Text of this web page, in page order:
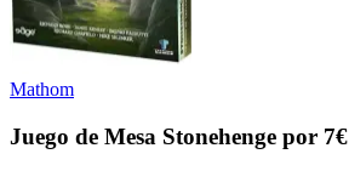
Mathom
Juego de Mesa Stonehenge por 7€